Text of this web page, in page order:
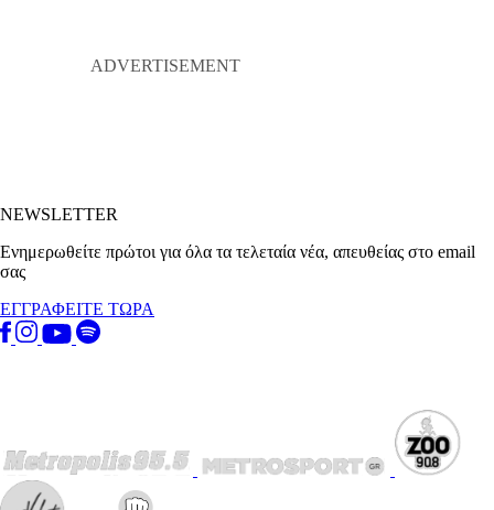
NEWSLETTER
Ενημερωθείτε πρώτοι για όλα τα τελεταία νέα, απευθείας στο email
σας
ΕΓΓΡΑΦΕΙΤΕ ΤΩΡΑ